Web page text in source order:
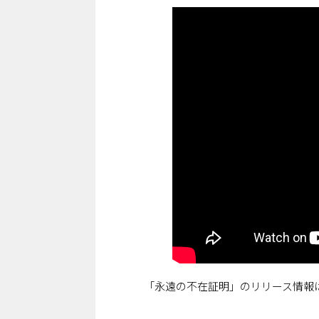
「永遠の不在証明」のリリース情報